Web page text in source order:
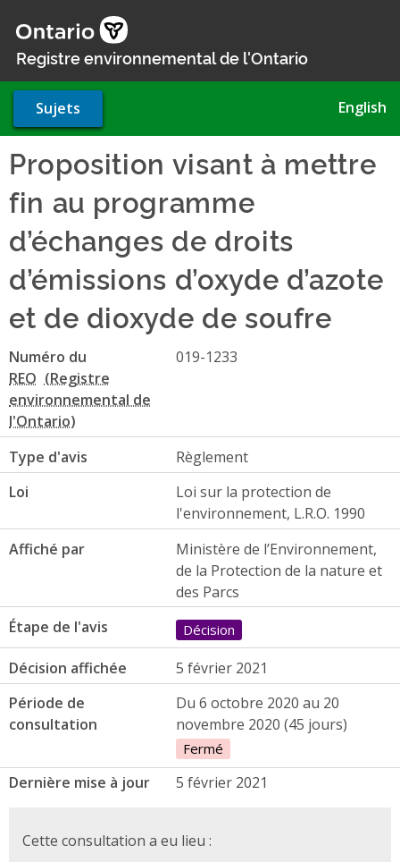
au
contenu
Registre environnemental de l'Ontario
Sujets English
Proposition visant à mettre
fin au programme
d’échanges de droits
d’émissions d’oxyde d’azote
et de dioxyde de soufre
Numéro du
REO
019-1233
Type d'avis
Règlement
Loi
Loi sur la protection de
l'environnement, L.R.O. 1990
Affiché par
Ministère de l’Environnement,
de la Protection de la nature et
des Parcs
Étape de l'avis
Décision
Décision affichée
5 février 2021
Période de
consultation
Du 6 octobre 2020 au 20
novembre 2020 (45 jours)
Fermé
Dernière mise à jour 5 février 2021
Cette consultation a eu lieu :